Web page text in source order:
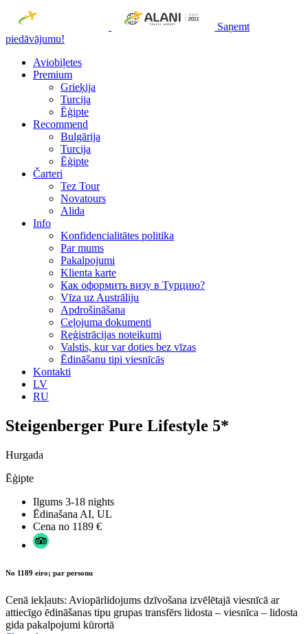
Saņemt
piedāvājumu!
Aviobiļetes
Premium
Grieķija
Turcija
Ēģipte
Recommend
Bulgārija
Turcija
Ēģipte
Čarteri
Tez Tour
Novatours
Alida
Info
Konfidencialitātes politika
Par mums
Рakalpojumi
Klienta karte
Как оформить визу в Турцию?
Vīza uz Austrāliju
Apdrošināšana
Ceļojuma dokumenti
Reģistrācijas noteikumi
Valstis, kur var doties bez vīzas
Ēdināšanu tipi viesnīcās
Kontakti
LV
RU
Steigenberger Pure Lifestyle 5*
Hurgada
Ēģipte
Ilgums 3-18 nights
Ēdinašana AI, UL
Cena no 1189 €
No 1189 eiro; par personu
Cenā iekļauts: Aviopārlidojums dzīvošana izvēlētajā viesnīcā ar
attiecīgo ēdināšanas tipu grupas transfērs lidosta – viesnīca – lidosta
gida pakalpojumi kūrortā